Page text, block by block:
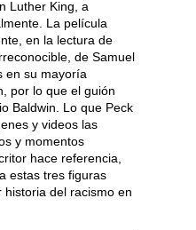
Luther King, a
La película
en la lectura de
de Samuel
en su mayoría
por lo que el guión
Baldwin. Lo que Peck
y videos las
y momentos
hace referencia,
estas tres figuras
del racismo en